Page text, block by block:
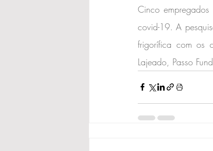
Cinco
covid-19. A
frigorífica com os
Lajeado, Passo